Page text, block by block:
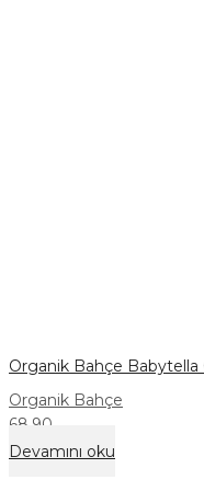
Organik Bahçe Babytella
Organik Bahçe
68,90
Devamını oku